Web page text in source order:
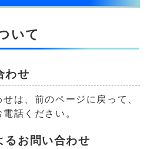
いて
わせ
は、前のページに戻って、
話ください。
るお問い合わせ